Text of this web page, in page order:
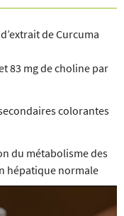
de Curcuma
83 mg de choline par
colorantes
du métabolisme des
hépatique normale